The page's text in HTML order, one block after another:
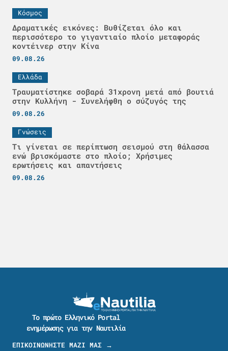
Κόσμος
Δραματικές εικόνες: Βυθίζεται όλο και
περισσότερο το γιγαντιαίο πλοίο μεταφοράς
κοντέινερ στην Κίνα
09.08.26
Ελλάδα
Τραυματίστηκε σοβαρά 31χρονη μετά από βουτιά
στην Κυλλήνη - Συνελήφθη ο σύζυγός της
09.08.26
Γνώσεις
Τι γίνεται σε περίπτωση σεισμού στη θάλασσα
ενώ βρισκόμαστε στο πλοίο; Χρήσιμες
ερωτήσεις και απαντήσεις
09.08.26
Το πρώτο Ελληνικό Portal
ενημέρωσης για την Ναυτιλία
ΕΠΙΚΟΙΝΩΝΗΣΤΕ ΜΑΖΙ ΜΑΣ →